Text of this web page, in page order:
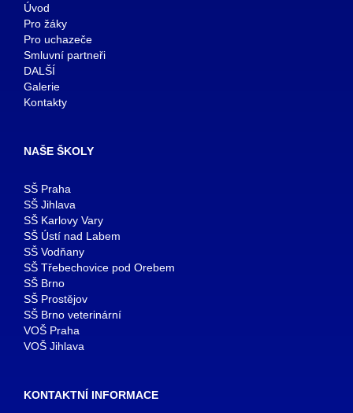
Úvod
Pro žáky
Pro uchazeče
Smluvní partneři
DALŠÍ
Galerie
Kontakty
NAŠE ŠKOLY
SŠ Praha
SŠ Jihlava
SŠ Karlovy Vary
SŠ Ústí nad Labem
SŠ Vodňany
SŠ Třebechovice pod Orebem
SŠ Brno
SŠ Prostějov
SŠ Brno veterinární
VOŠ Praha
VOŠ Jihlava
KONTAKTNÍ INFORMACE